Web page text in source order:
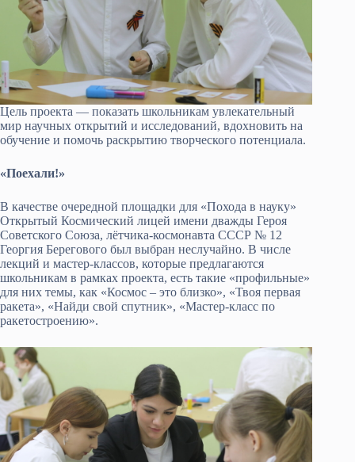
Цель проекта — показать школьникам увлекательный
мир научных открытий и исследований, вдохновить на
обучение и помочь раскрытию творческого потенциала.
«Поехали!»
В качестве очередной площадки для «Похода в науку»
Открытый Космический лицей имени дважды Героя
Советского Союза, лётчика-космонавта СССР № 12
Георгия Берегового был выбран неслучайно. В числе
лекций и мастер-классов, которые предлагаются
школьникам в рамках проекта, есть такие «профильные»
для них темы, как «Космос – это близко», «Твоя первая
ракета», «Найди свой спутник», «Мастер-класс по
ракетостроению».